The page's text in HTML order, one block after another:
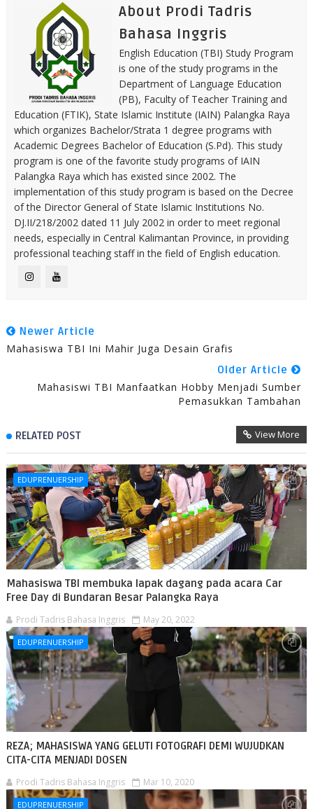
About Prodi Tadris
Bahasa Inggris
English Education (TBI) Study Program
is one of the study programs in the
Department of Language Education
(PB), Faculty of Teacher Training and
Education (FTIK), State Islamic Institute (IAIN) Palangka Raya
which organizes Bachelor/Strata 1 degree programs with
Academic Degrees Bachelor of Education (S.Pd). This study
program is one of the favorite study programs of IAIN
Palangka Raya which has existed since 2002. The
implementation of this study program is based on the Decree
of the Director General of State Islamic Institutions No.
DJ.II/218/2002 dated 11 July 2002 in order to meet regional
needs, especially in Central Kalimantan Province, in providing
professional teaching staff in the field of English education.
Newer Article
Mahasiswa TBI Ini Mahir Juga Desain Grafis
Older Article
Mahasiswi TBI Manfaatkan Hobby Menjadi Sumber
Pemasukkan Tambahan
RELATED POST View More
EDUPRENUERSHIP
Mahasiswa TBI membuka lapak dagang pada acara Car
Free Day di Bundaran Besar Palangka Raya
Prodi Tadris Bahasa Inggris May 20, 2022
EDUPRENUERSHIP
REZA; MAHASISWA YANG GELUTI FOTOGRAFI DEMI WUJUDKAN
CITA-CITA MENJADI DOSEN
Prodi Tadris Bahasa Inggris Mar 10, 2020
EDUPRENUERSHIP